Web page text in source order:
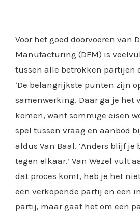
Voor het goed doorvoeren van
Manufacturing (DFM) is
tussen alle betrokken partijen
‘De belangrijkste punten zijn
samenwerking. Daar ga je het
komen, want sommige eisen
spel tussen vraag en aanbod
aldus Van Baal. ‘Anders blijf je
tegen elkaar.’ Van Wezel vult
dat proces komt, heb je het
een verkopende partij en een
partij, maar gaat het om een